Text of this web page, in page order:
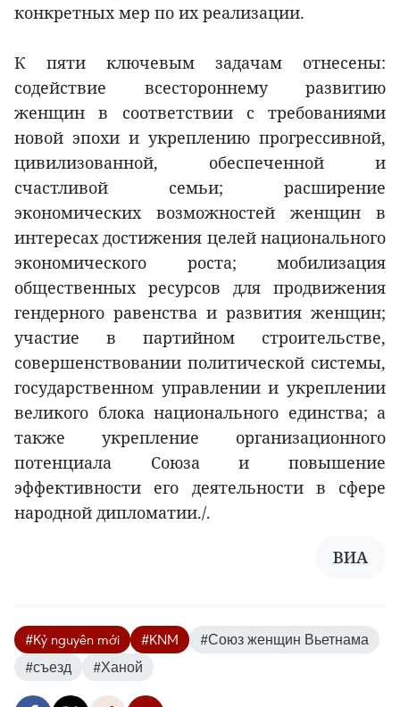
конкретных мер по их реализации.
К пяти ключевым задачам отнесены:
содействие всестороннему развитию
женщин в соответствии с требованиями
новой эпохи и укреплению прогрессивной,
цивилизованной, обеспеченной и
счастливой семьи; расширение
экономических возможностей женщин в
интересах достижения целей национального
экономического роста; мобилизация
общественных ресурсов для продвижения
гендерного равенства и развития женщин;
участие в партийном строительстве,
совершенствовании политической системы,
государственном управлении и укреплении
великого блока национального единства; а
также укрепление организационного
потенциала Союза и повышение
эффективности его деятельности в сфере
народной дипломатии./.
ВИА
#Kỷ nguyên mới #KNM
#Союз женщин Вьетнама
#съезд
#Ханой